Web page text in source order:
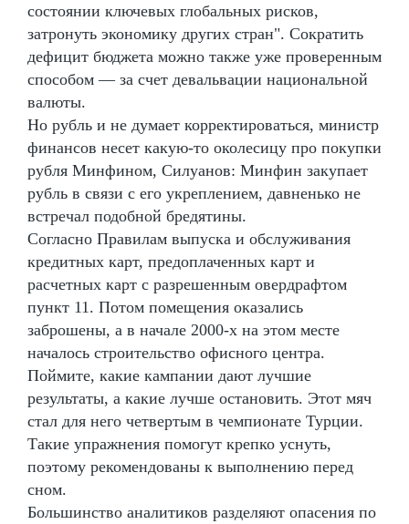
состоянии ключевых глобальных рисков,
затронуть экономику других стран". Сократить
дефицит бюджета можно также уже проверенным
способом — за счет девальвации национальной
валюты.
Но рубль и не думает корректироваться, министр
финансов несет какую-то околесицу про покупки
рубля Минфином, Силуанов: Минфин закупает
рубль в связи с его укреплением, давненько не
встречал подобной бредятины.
Согласно Правилам выпуска и обслуживания
кредитных карт, предоплаченных карт и
расчетных карт с разрешенным овердрафтом
пункт 11. Потом помещения оказались
заброшены, а в начале 2000-х на этом месте
началось строительство офисного центра.
Поймите, какие кампании дают лучшие
результаты, а какие лучше остановить. Этот мяч
стал для него четвертым в чемпионате Турции.
Такие упражнения помогут крепко уснуть,
поэтому рекомендованы к выполнению перед
сном.
Большинство аналитиков разделяют опасения по